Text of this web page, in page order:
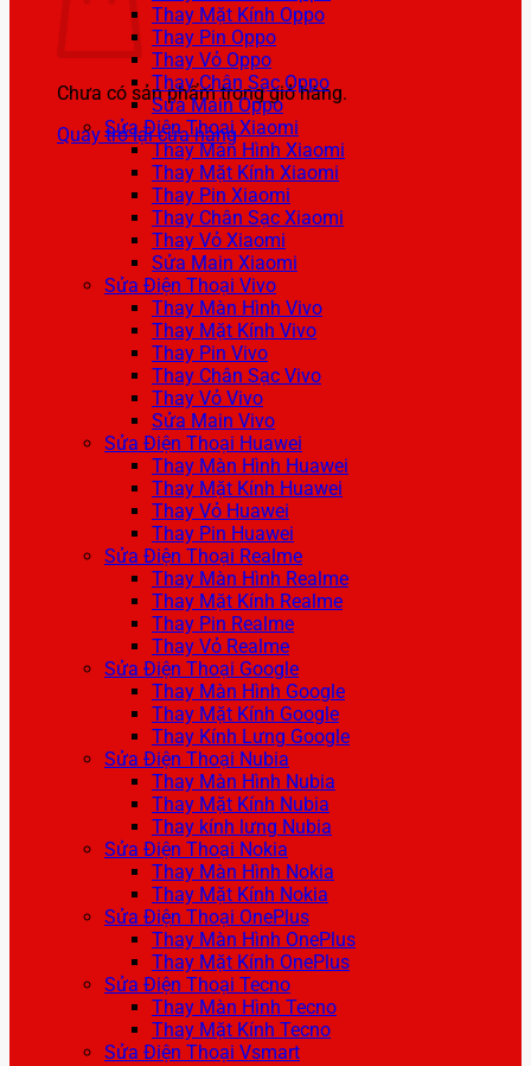
Chưa có sản phẩm trong giỏ hàng.
Quay trở lại cửa hàng
Thay Mặt Kính Oppo
Thay Pin Oppo
Thay Vỏ Oppo
Thay Chân Sạc Oppo
Sửa Main Oppo
Sửa Điện Thoại Xiaomi
Thay Màn Hình Xiaomi
Thay Mặt Kính Xiaomi
Thay Pin Xiaomi
Thay Chân Sạc Xiaomi
Thay Vỏ Xiaomi
Sửa Main Xiaomi
Sửa Điện Thoại Vivo
Thay Màn Hình Vivo
Thay Mặt Kính Vivo
Thay Pin Vivo
Thay Chân Sạc Vivo
Thay Vỏ Vivo
Sửa Main Vivo
Sửa Điện Thoại Huawei
Thay Màn Hình Huawei
Thay Mặt Kính Huawei
Thay Vỏ Huawei
Thay Pin Huawei
Sửa Điện Thoại Realme
Thay Màn Hình Realme
Thay Mặt Kính Realme
Thay Pin Realme
Thay Vỏ Realme
Sửa Điện Thoại Google
Thay Màn Hình Google
Thay Mặt Kính Google
Thay Kính Lưng Google
Sửa Điện Thoại Nubia
Thay Màn Hình Nubia
Thay Mặt Kính Nubia
Thay kính lưng Nubia
Sửa Điện Thoại Nokia
Thay Màn Hình Nokia
Thay Mặt Kính Nokia
Sửa Điện Thoại OnePlus
Thay Màn Hình OnePlus
Thay Mặt Kính OnePlus
Sửa Điện Thoại Tecno
Thay Màn Hình Tecno
Thay Mặt Kính Tecno
Sửa Điện Thoại Vsmart